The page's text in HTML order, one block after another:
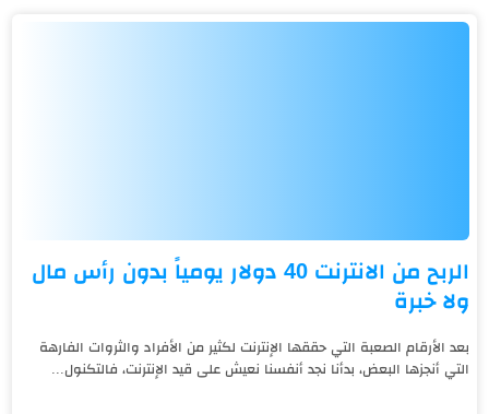
الربح من الانترنت 40 دولار يومياً بدون رأس مال
ولا خبرة
بعد الأرقام الصعبة التي حققها الإنترنت لكثير من الأفراد والثروات الفارهة
التي أنجزها البعض، بدأنا نجد أنفسنا نعيش على قيد الإنترنت، فالتكنول...